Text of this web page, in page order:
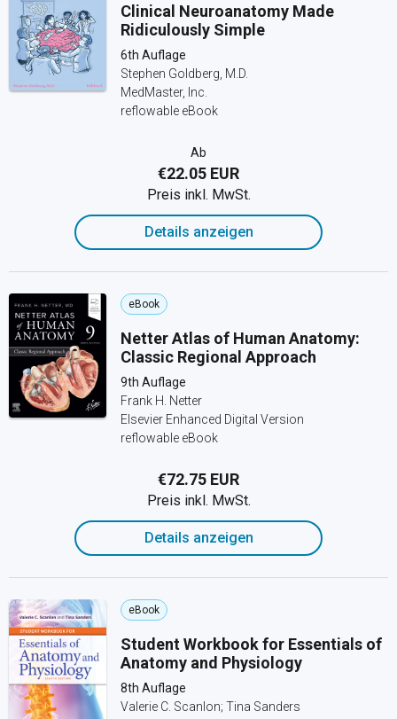
Clinical Neuroanatomy Made
Ridiculously Simple
6th Auflage
Stephen Goldberg, M.D.
MedMaster, Inc.
reflowable eBook
Ab
€22.05 EUR
Preis inkl. MwSt.
Details anzeigen
eBook
Netter Atlas of Human Anatomy:
Classic Regional Approach
9th Auflage
Frank H. Netter
Elsevier Enhanced Digital Version
reflowable eBook
€72.75 EUR
Preis inkl. MwSt.
Details anzeigen
eBook
Student Workbook for Essentials of
Anatomy and Physiology
8th Auflage
Valerie C. Scanlon; Tina Sanders